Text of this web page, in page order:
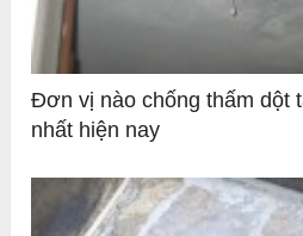
Đơn vị nào chống thấm dột
nhất hiện nay